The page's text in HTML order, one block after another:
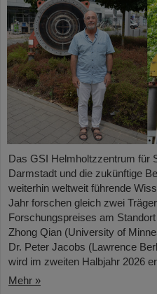
Das GSI Helmholtzzentrum für
Darmstadt und die zukünftige
weiterhin weltweit führende
Jahr forschen gleich zwei
Forschungspreises am
Zhong Qian (University of
Dr. Peter Jacobs (Lawrence
wird im zweiten Halbjahr 2026
Mehr »